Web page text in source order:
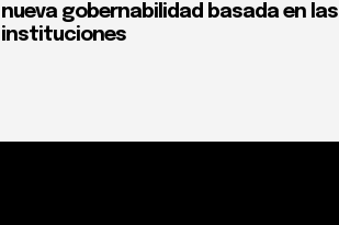
nueva gobernabilidad basada en las
instituciones